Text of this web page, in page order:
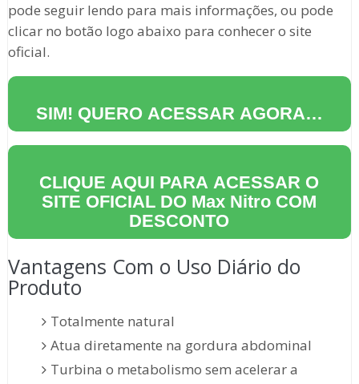
pode seguir lendo para mais informações, ou pode
clicar no botão logo abaixo para conhecer o site
oficial.
SIM! QUERO ACESSAR AGORA…
CLIQUE AQUI PARA ACESSAR O
SITE OFICIAL DO Max Nitro COM
DESCONTO
Vantagens Com o Uso Diário do
Produto
Totalmente natural
Atua diretamente na gordura abdominal
Turbina o metabolismo sem acelerar a